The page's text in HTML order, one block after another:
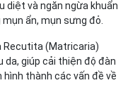
diệt và ngăn ngừa khuẩn
ẩn, mụn sưng đỏ.
Recutita (Matricaria)
da, giúp cải thiện độ đàn
hình thành các vấn đề về